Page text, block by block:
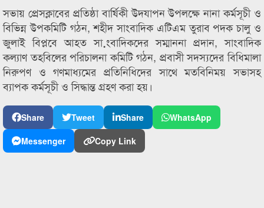
সভায় প্রেসক্লাবের প্রতিষ্ঠা বার্ষিকী উদযাপন উপলক্ষে নানা কর্মসূচী ও
বিভিন্ন উপকমিটি গঠন, শহীদ সাংবাদিক এটিএম তুরাব পদক চালু ও
জুলাই বিপ্লবে আহত সা়ংবাদিকদের সম্মাননা প্রদান, সাংবাদিক
কল্যাণ তহবিলের পরিচালনা কমিটি গঠন, প্রবাসী সদস্যদের বিধিমালা
নিরুপণ ও গণমাধ্যমের প্রতিনিধিদের সাথে মতবিনিময় সভাসহ
ব্যাপক কর্মসূচী ও সিদ্ধান্ত গ্রহণ করা হয়।
Share Tweet Share
WhatsApp
Messenger
Copy Link